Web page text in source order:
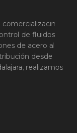
comercializacin
de fluidos
de acero al
desde
realizamos